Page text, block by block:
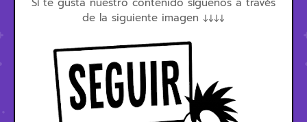
de la siguiente imagen ↓↓↓↓